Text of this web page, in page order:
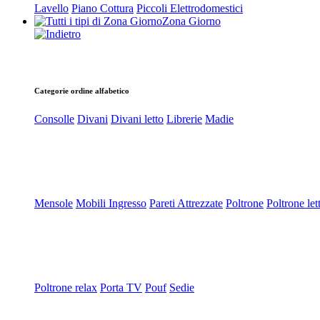
Lavello Piano Cottura Piccoli Elettrodomestici
Zona Giorno
Categorie ordine alfabetico
Consolle Divani Divani letto Librerie Madie
Mensole Mobili Ingresso Pareti Attrezzate Poltrone Poltrone
Poltrone relax Porta TV Pouf Sedie